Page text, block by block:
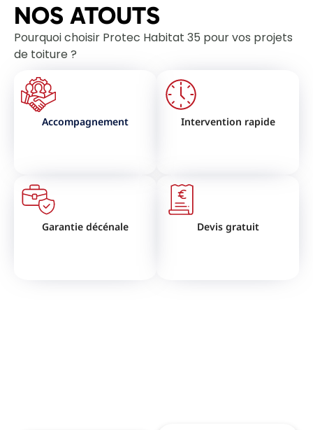
NOS ATOUTS
Pourquoi choisir Protec Habitat 35 pour vos projets
de toiture ?
Accompagnement Intervention rapide
Garantie décénale Devis gratuit